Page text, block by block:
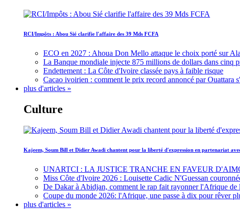
RCI/Impôts : Abou Sié clarifie l'affaire des 39 Mds FCFA
ECO en 2027 : Ahoua Don Mello attaque le choix porté sur
La Banque mondiale injecte 875 millions de dollars dans cinq
Endettement : La Côte d'Ivoire classée pays à faible risque
Cacao ivoirien : comment le prix record annoncé par Ouattara
plus d'articles »
Culture
Kajeem, Soum Bill et Didier Awadi chantent pour la liberté d'expression en partenariat
UNARTCI : LA JUSTICE TRANCHE EN FAVEUR
Miss Côte d'Ivoire 2026 : Louisette Cadic N'Guessan
De Dakar à Abidjan, comment le rap fait rayonner l'Afrique de
Coupe du monde 2026: l'Afrique, une passe à dix pour rêver
plus d'articles »